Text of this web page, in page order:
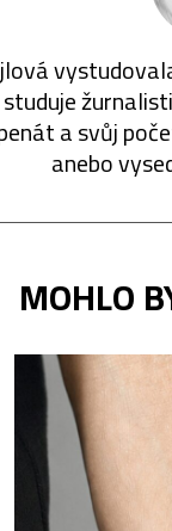
a svůj
anebo
MOHLO